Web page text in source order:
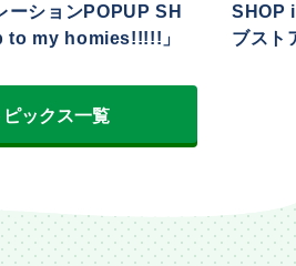
ションPOPUP SH
to my homies!!!!!」
SHOP
ブスト
ピックス一覧